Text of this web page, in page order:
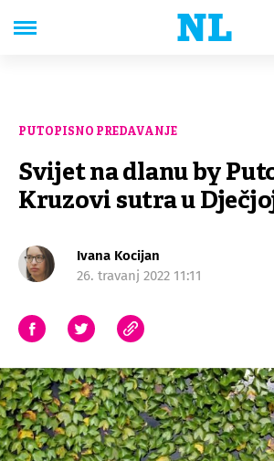
PUTOPISNO PREDAVANJE
Svijet na dlanu by
Kruzovi sutra u
Ivana Kocijan
26. travanj 2022 11:11